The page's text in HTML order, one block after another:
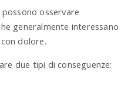
osservare
generalmente interessano
dolore.
due tipi di conseguenze: